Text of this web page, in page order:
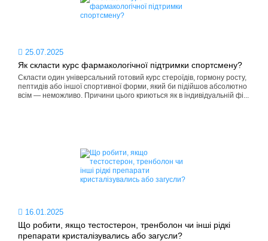
Як скласти курс фармакологічної підтримки спортсмену?
25.07.2025
Скласти один універсальний готовий курс стероїдів, гормону росту,
пептидів або іншої спортивної форми, який би підійшов абсолютно
всім — неможливо. Причини цього криються як в індивідуальній фі...
Що робити, якщо тестостерон, тренболон чи інші рідкі
препарати кристалізувались або загусли?
16.01.2025